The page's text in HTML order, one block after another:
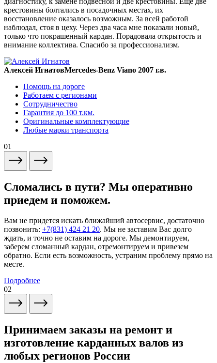
крестовины болтались в посадочных местах, их
восстановление оказалось возможным. За всей работой
наблюдал, стоя в цеху. Через два часа мне показали новый,
только что покрашенный кардан. Порадовала открытость и
внимание коллектива. Спасибо за профессионализм.
Алексей ИгнатовMercedes-Benz Viano 2007 г.в.
Помощь на дороге
Работаем с регионами
Сотрудничество
Гарантия до 100 т.км.
Оригинальные комплектующие
Любые марки транспорта
01
Сломались в пути? Мы оперативно
приедем и поможем.
Вам не придется искать ближайший автосервис, достаточно
позвонить: +7(831) 424 21 20. Мы не заставим Вас долго
ждать, и точно не оставим на дороге. Мы демонтируем,
заберем сломанный кардан, отремонтируем и привезем
обратно. Если есть возможность, устраним проблему прямо на
месте.
Подробнее
02
Принимаем заказы на ремонт и
изготовление карданных валов из
любых регионов России